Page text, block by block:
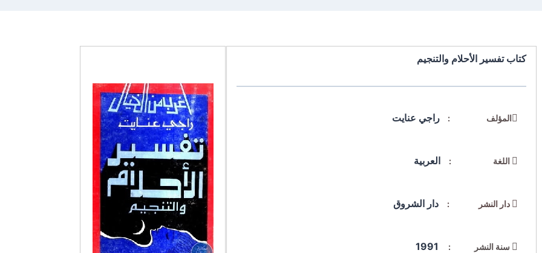
كتاب تفسير الأحلام والتنجيم
المؤلف : راجي عنايت
اللغة : العربية
دار النشر : دار الشروق
سنة النشر :